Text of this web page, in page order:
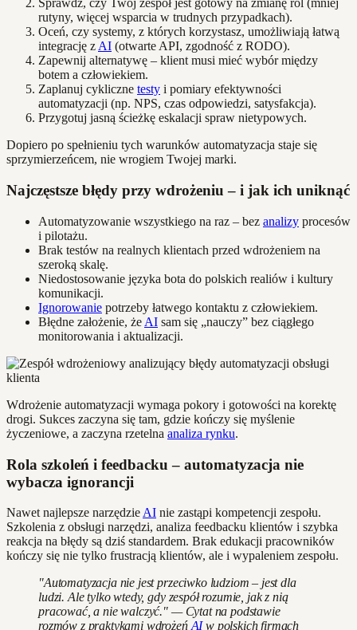
Sprawdź, czy Twój zespół jest gotowy na zmianę ról (mniej
rutyny, więcej wsparcia w trudnych przypadkach).
Oceń, czy systemy, z których korzystasz, umożliwiają łatwą
integrację zAI (otwarte API, zgodność z RODO).
Zapewnij alternatywę – klient musi mieć wybór między
botem a człowiekiem.
Zaplanuj cykliczne testy i pomiary efektywności
automatyzacji (np. NPS, czas odpowiedzi, satysfakcja).
Przygotuj jasną ścieżkę eskalacji spraw nietypowych.
Dopiero po spełnieniu tych warunków automatyzacja staje się
sprzymierzeńcem, nie wrogiem Twojej marki.
Najczęstsze błędy przy wdrożeniu – i jak ich uniknąć
Automatyzowanie wszystkiego na raz – bez analizy procesów
i pilotażu.
Brak testów na realnych klientach przed wdrożeniem na
szeroką skalę.
Niedostosowanie języka bota do polskich realiów i kultury
komunikacji.
Ignorowanie potrzeby łatwego kontaktu z człowiekiem.
Błędne założenie, że AI sam się „nauczy” bez ciągłego
monitorowania i aktualizacji.
Wdrożenie automatyzacji wymaga pokory i gotowości na korektę
drogi. Sukces zaczyna się tam, gdzie kończy się myślenie
życzeniowe, a zaczyna rzetelna analiza rynku.
Rola szkoleń i feedbacku – automatyzacja nie
wybacza ignorancji
Nawet najlepsze narzędzie AI nie zastąpi kompetencji zespołu.
Szkolenia z obsługi narzędzi, analiza feedbacku klientów i szybka
reakcja na błędy są dziś standardem. Brak edukacji pracowników
kończy się nie tylko frustracją klientów, ale i wypaleniem zespołu.
"Automatyzacja nie jest przeciwko ludziom – jest dla
ludzi. Ale tylko wtedy, gdy zespół rozumie, jak z nią
pracować, a nie walczyć." — Cytat na podstawie
rozmów z praktykami wdrożeń AIw polskich firmach